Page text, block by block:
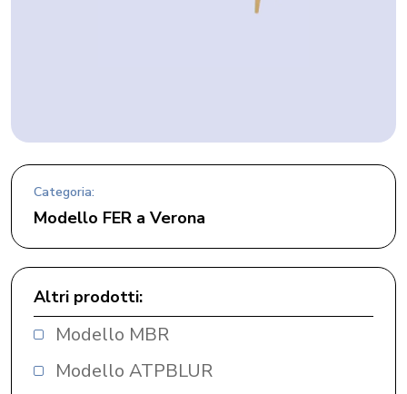
Categoria:
Modello FER a Verona
Altri prodotti:
Modello MBR
Modello ATPBLUR